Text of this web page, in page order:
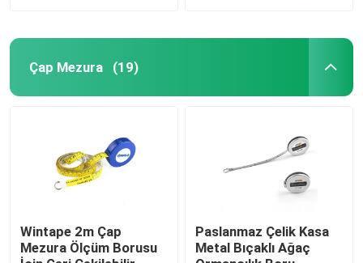
Çap Mezura (19)
Wintape 2m Çap
Mezura Ölçüm Borusu
Paslanmaz Çelik Kasa
Metal Bıçaklı Ağaç